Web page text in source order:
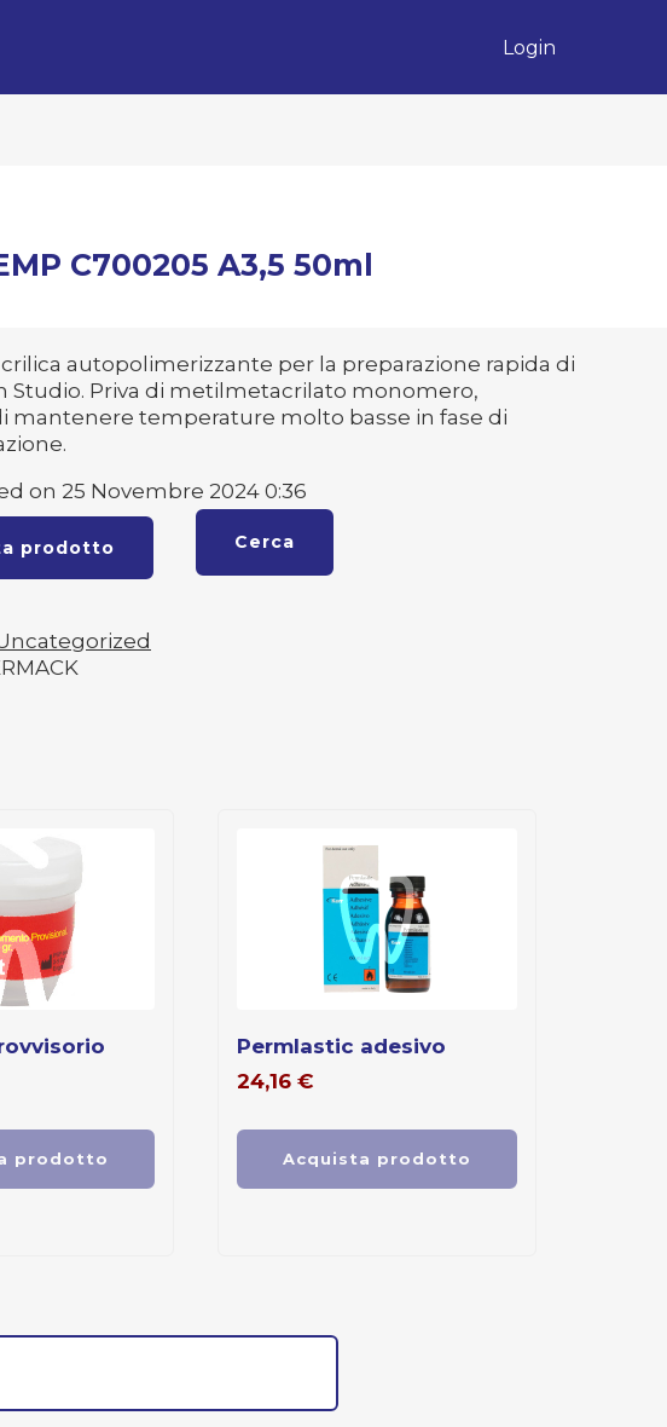
Login
C700205 A3,5 50ml
autopolimerizzante per la preparazione rapida di
Studio. Priva di metilmetacrilato monomero,
mantenere temperature molto basse in fase di
on 25 Novembre 2024 0:36
prodotto
prodotto
permlastic adesivo
24,16 €
Acquista prodotto
Cerca